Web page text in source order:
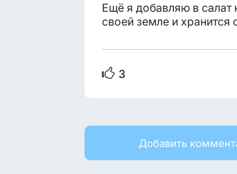
Ещё я добавляю в салат
своей земле и хранится
3
Добавить